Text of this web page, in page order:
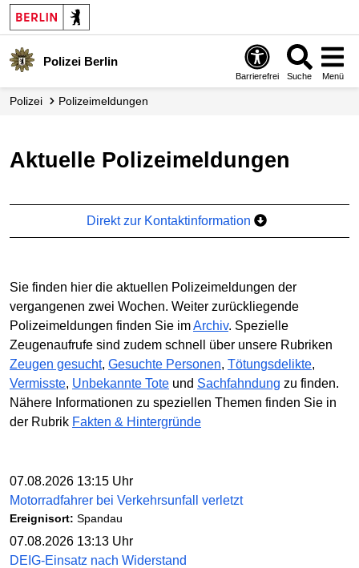
Polizei Berlin
Barrierefrei Suche Menü
Polizei Polizei­meldungen
Aktuelle Polizeimeldungen
Direkt zur Kontaktinformation
Sie finden hier die aktuellen Polizeimeldungen der
vergangenen zwei Wochen. Weiter zurückliegende
Polizeimeldungen finden Sie imArchiv. Spezielle
Zeugenaufrufe sind zudem schnell über unsere Rubriken
Zeugen gesucht, Gesuchte Personen, Tötungsdelikte,
Vermisste, Unbekannte Tote und Sachfahndung zu finden.
Nähere Informationen zu speziellen Themen finden Sie in
der Rubrik Fakten & Hintergründe
07.08.2026 13:15 Uhr
Motorradfahrer bei Verkehrsunfall verletzt
Ereignisort: Spandau
07.08.2026 13:13 Uhr
DEIG-Einsatz nach Widerstand